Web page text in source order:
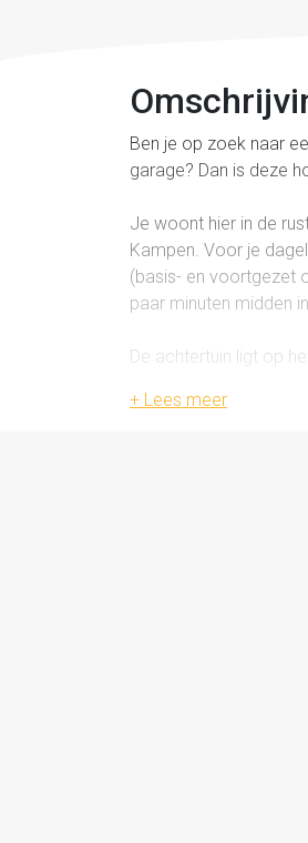
Ben je op zoek naar
garage? Dan is deze
Je woont hier in de
Kampen. Voor je
(basis- en voortgezet
paar minuten midden
De achtertuin ligt op
als extra bergruimte.